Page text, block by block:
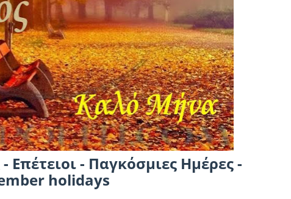
Επέτειοι - Παγκόσμιες Ημέρες -
holidays